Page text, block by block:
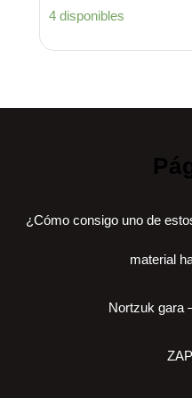
4 disponibles
¿Cómo consigo uno de
material
Nortzuk gara